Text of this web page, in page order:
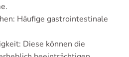
Häufige gastrointestinale
Diese können die